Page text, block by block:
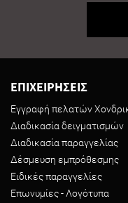
ΕΠΙΧΕΙΡΗΣΕΙΣ
Εγγραφή πελατών
Διαδικασία δειγματισμών
Διαδικασία παραγγελίας
Δέσμευση εμπρόθεσμης
Ειδικές παραγγελίες
Επωνυμίες - Λογότυπα